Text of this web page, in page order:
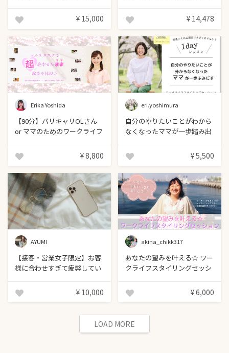
¥ 15,000 ¥ 14,478
Erika Yoshida
【90分】バリキャリOLさん
or ママのためのワークライフ
¥ 8,800
eri.yoshimura
自分のやりたいことがわから
なくなったママが一歩踏み出
セッション
¥ 5,500
AYUMI
【接客・営業女子限定】お客
様に合わせすぎて疲弊してい
リングセッション
¥ 10,000
akina_chikk317
あなたの望みを叶える☆ ワー
クライフスタイリングセッシ
¥ 6,000
LOAD MORE